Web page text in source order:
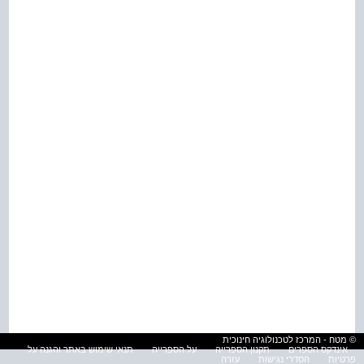
© מטח - המרכז לטכנולוגיה חינוכית
אינדקס הספרים
תקנון הספרייה על הספרייה
תנאי שימוש באתר והגנה על
פרטיות
הסדרי נגישות עזרה